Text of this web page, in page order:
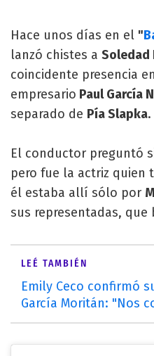
Hace unos días en el "
lanzó chistes a Soledad
coincidente presencia
empresario Paul García
separado de Pía Slapka.
El conductor preguntó
pero fue la actriz quien
él estaba allí sólo por
sus representadas,
LEÉ TAMBIÉN
Emily Ceco confirmó
García Moritán: "Nos